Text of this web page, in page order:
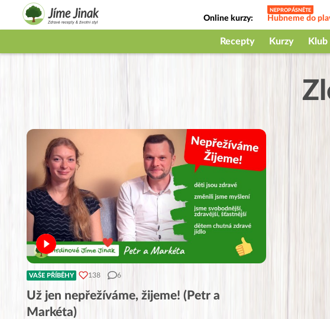
Online kurzy: Hubneme do
Jak na babičky
Recepty Kurzy Klub
VAŠE PŘÍBĚHY 138 6
Už jen nepřežíváme, žijeme! (Petr a
Markéta)